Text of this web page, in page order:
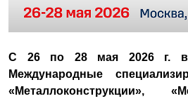
С 26 по 28 мая 2026 г. в
Международные
«Металлоконструкции»,